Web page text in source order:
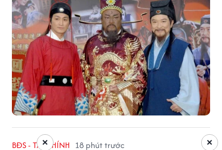
BĐS - TÀI CHÍNH 18 phút trước ×
×